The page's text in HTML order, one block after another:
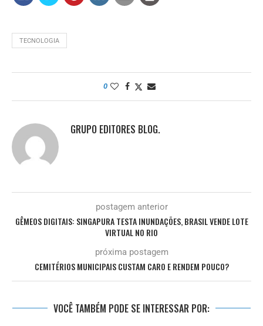
TECNOLOGIA
0
GRUPO EDITORES BLOG.
postagem anterior
GÊMEOS DIGITAIS: SINGAPURA TESTA INUNDAÇÕES, BRASIL VENDE LOTE
VIRTUAL NO RIO
próxima postagem
CEMITÉRIOS MUNICIPAIS CUSTAM CARO E RENDEM POUCO?
VOCÊ TAMBÉM PODE SE INTERESSAR POR: